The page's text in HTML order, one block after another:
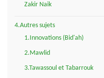
Zakir Naik
4.Autres sujets
1.Innovations (Bid'ah)
2.Mawlid
3.Tawassoul et Tabarrouk